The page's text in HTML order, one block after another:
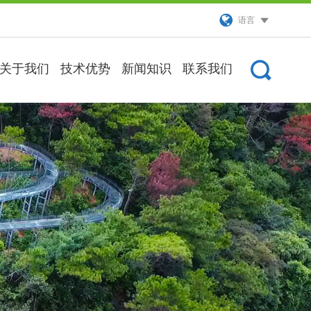
语言
关于我们 技术优势 新闻知识 联系我们